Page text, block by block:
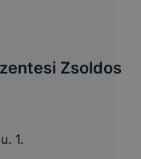
Zsoldos
1.